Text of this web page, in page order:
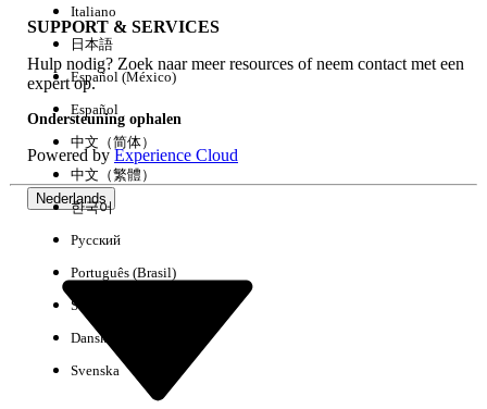
Alles wissen Gereed
Geen resultaten
SUPPORT & SERVICES
Hulp nodig? Zoek naar meer resources of neem contact met een
expert op.
Ondersteuning ophalen
Powered byExperience Cloud
Nederlands
Italiano
日本語
Español (México)
Español
中文（简体）
中文（繁體）
한국어
Русский
Português (Brasil)
Suomi
Dansk
Svenska